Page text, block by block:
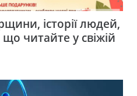
історії людей,
читайте у свіжій